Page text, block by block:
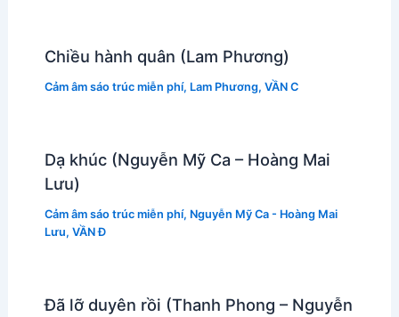
Chiều hành quân (Lam Phương)
Cảm âm sáo trúc miễn phí, Lam Phương, VẦN C
Dạ khúc (Nguyễn Mỹ Ca – Hoàng Mai
Lưu)
Cảm âm sáo trúc miễn phí, Nguyễn Mỹ Ca - Hoàng Mai
Lưu, VẦN Đ
Đã lỡ duyên rồi (Thanh Phong – Nguyễn